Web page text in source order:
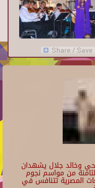
وخالد جلال يشهدان
من مواسم نجوم
من الجامعات المصرية تتنافس في